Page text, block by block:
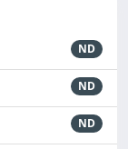
ND
ND
ND